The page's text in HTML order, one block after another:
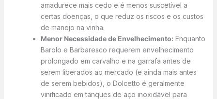
amadurece mais cedo e é menos suscetível a
certas doenças, o que reduz os riscos e os custos
de manejo na vinha.
Menor Necessidade de Envelhecimento:Enquanto
Barolo e Barbaresco requerem envelhecimento
prolongado em carvalho e na garrafa antes de
serem liberados ao mercado (e ainda mais antes
de serem bebidos), o Dolcetto é geralmente
vinificado em tanques de aço inoxidável para